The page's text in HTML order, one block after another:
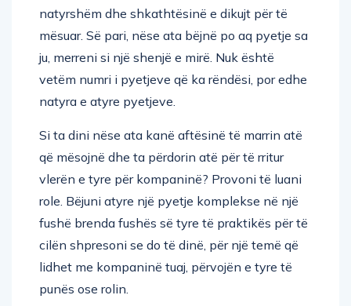
natyrshëm dhe shkathtësinë e dikujt për të
mësuar. Së pari, nëse ata bëjnë po aq pyetje sa
ju, merreni si një shenjë e mirë. Nuk është
vetëm numri i pyetjeve që ka rëndësi, por edhe
natyra e atyre pyetjeve.
Si ta dini nëse ata kanë aftësinë të marrin atë
që mësojnë dhe ta përdorin atë për të rritur
vlerën e tyre për kompaninë? Provoni të luani
role. Bëjuni atyre një pyetje komplekse në një
fushë brenda fushës së tyre të praktikës për të
cilën shpresoni se do të dinë, për një temë që
lidhet me kompaninë tuaj, përvojën e tyre të
punës ose rolin.